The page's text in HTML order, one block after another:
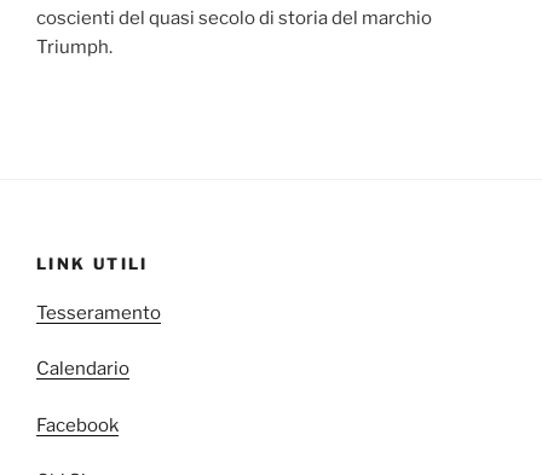
coscienti del quasi secolo di storia del marchio
Triumph.
LINK UTILI
Tesseramento
Calendario
Facebook